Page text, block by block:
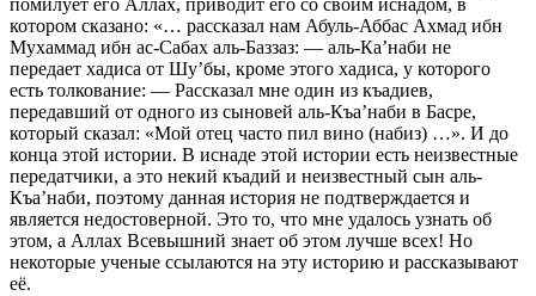
помилует его Аллах, приводит его со своим иснадом, в
котором сказано: «… рассказал нам Абуль-Аббас Ахмад ибн
Мухаммад ибн ас-Сабах аль-Баззаз: — аль-Ка’наби не
передает хадиса от Шу’бы, кроме этого хадиса, у которого
есть толкование: — Рассказал мне один из къадиев,
передавший от одного из сыновей аль-Къа’наби в Басре,
который сказал: «Мой отец часто пил вино (набиз) …». И до
конца этой истории. В иснаде этой истории есть неизвестные
передатчики, а это некий къадий и неизвестный сын аль-
Къа’наби, поэтому данная история не подтверждается и
является недостоверной. Это то, что мне удалось узнать об
этом, а Аллах Всевышний знает об этом лучше всех! Но
некоторые ученые ссылаются на эту историю и рассказывают
её.